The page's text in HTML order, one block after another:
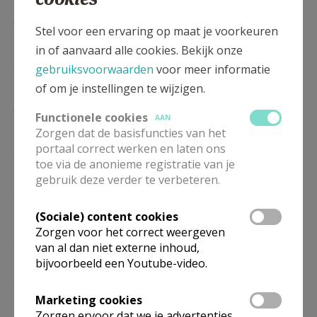
26/09
24/10
17.30
26/12
17.30 Eucharistie
27/02
17.30 Eucharistie
27/03
Stel voor een ervaring op maat je voorkeuren
in of aanvaard alle cookies. Bekijk onze
gebruiksvoorwaarden voor meer informatie
of om je instellingen te wijzigen.
Functionele cookies
AAN
Zorgen dat de basisfuncties van het
portaal correct werken en laten ons
toe via de anonieme registratie van je
gebruik deze verder te verbeteren.
(Sociale) content cookies
Zorgen voor het correct weergeven
van al dan niet externe inhoud,
bijvoorbeeld een Youtube-video.
Marketing cookies